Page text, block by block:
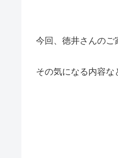
今回、徳井さんのご
その気になる内容な